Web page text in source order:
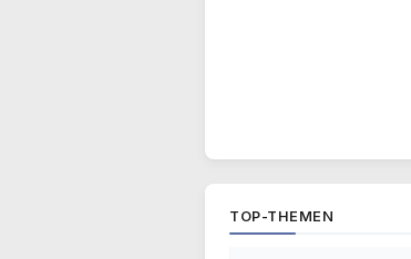
TOP-THEMEN